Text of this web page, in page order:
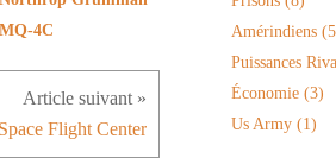
MQ-4C
Flight Center
Amérindiens
Puissances
Économie (3)
Us Army (1)